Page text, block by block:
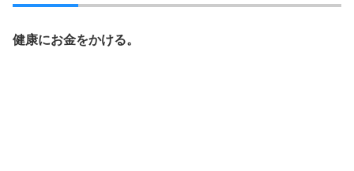
健康にお金をかける。